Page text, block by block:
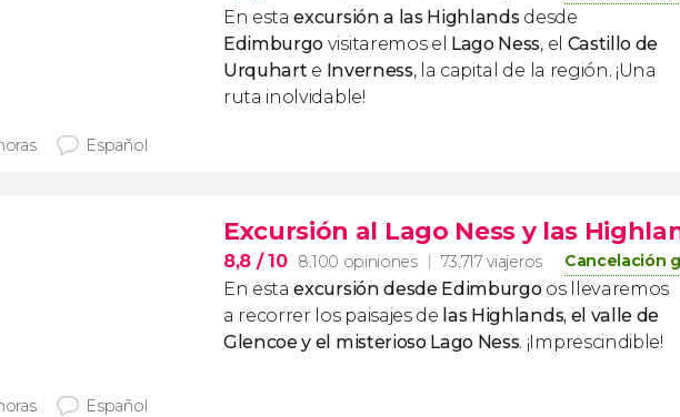
En esta excursión a las Highlands desde
Edimburgo visitaremos el Lago Ness, el Castillo de
Urquhart e Inverness, la capital de la región. ¡Una
ruta inolvidable!
Español
Excursión al Lago Ness y las
8,8 / 10 8.100 opiniones 73.717 viajeros Cancelación
En estaexcursión desde Edimburgoos llevaremos
a recorrer los paisajes de las Highlands, el valle de
Glencoe y el misterioso Lago Ness. ¡Imprescindible!
Español